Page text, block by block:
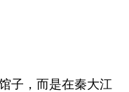
子，而是在秦大江